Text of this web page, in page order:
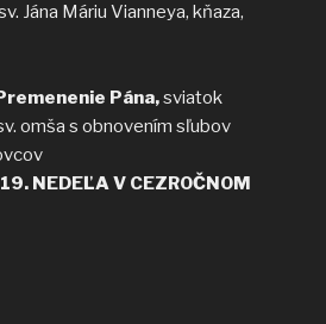
Jána Máriu Vianneya, kňaza,
Pána,sviatok
omša s obnovením sľubov
19. NEDEĽA V CEZROČNOM